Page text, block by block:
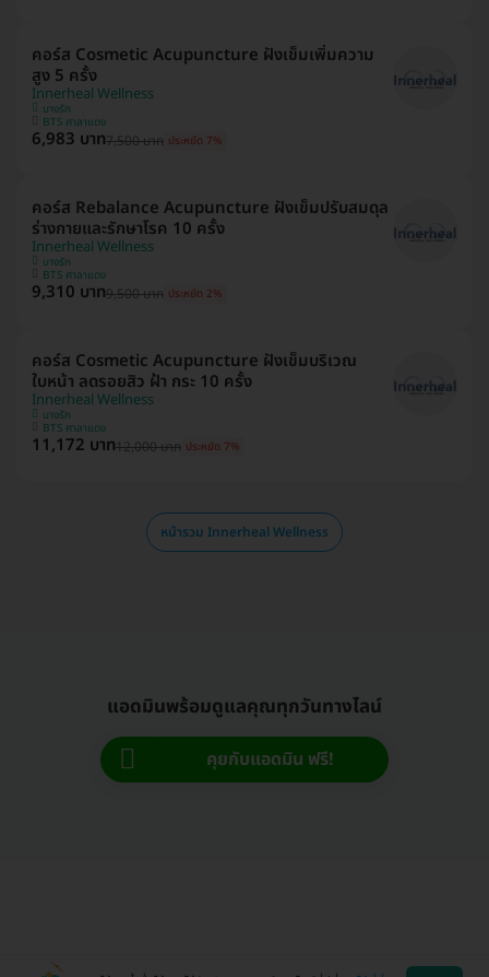
คอร์ส Cosmetic Acupuncture ฝังเข็มเพิ่มความ
สูง 5 ครั้ง
Innerheal Wellness
บางรัก
BTS ศาลาแดง
6,983 บาท7,500 บาท ประหยัด 7%
คอร์ส Rebalance Acupuncture ฝังเข็มปรับสมดุล
ร่างกายและรักษาโรค 10 ครั้ง
Innerheal Wellness
บางรัก
BTS ศาลาแดง
9,310 บาท9,500 บาท ประหยัด 2%
คอร์ส Cosmetic Acupuncture ฝังเข็มบริเวณ
ใบหน้า ลดรอยสิว ฝ้า กระ 10 ครั้ง
Innerheal Wellness
บางรัก
BTS ศาลาแดง
11,172 บาท12,000 บาท ประหยัด 7%
หน้ารวม Innerheal Wellness
แอดมินพร้อมดูแลคุณทุกวันทางไลน์
คุยกับแอดมิน ฟรี!